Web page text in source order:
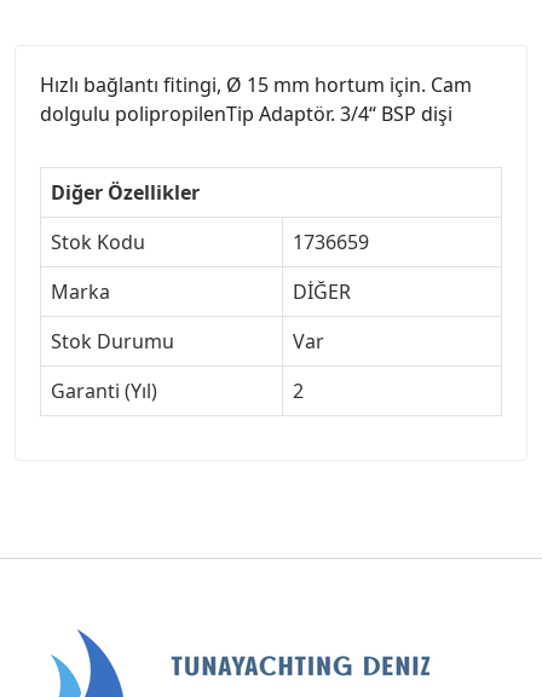
Hızlı bağlantı fitingi, Ø 15 mm hortum için. Cam
dolgulu polipropilenTip Adaptör. 3/4“ BSP dişi
Diğer Özellikler
Stok Kodu
1736659
Marka
DİĞER
Stok Durumu
Var
Garanti (Yıl)
2